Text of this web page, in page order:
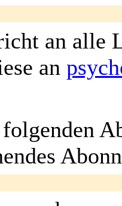
an alle
an